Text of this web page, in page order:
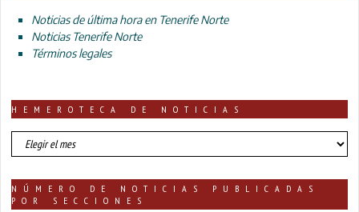
Noticias de última hora en Tenerife Norte
Noticias Tenerife Norte
Términos legales
HEMEROTECA DE NOTICIAS
HEMEROTECA
DE
NÚMERO DE NOTICIAS PUBLICADAS
POR SECCIONES